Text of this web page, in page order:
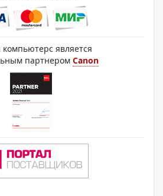
является
партнером Canon